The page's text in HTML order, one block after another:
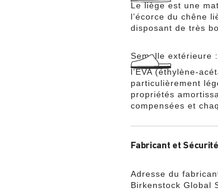
Le liège est une
l’écorce du chêne
disposant de très
Semelle extérieure :
l’EVA (éthylène-
particulièrement
propriétés
compensées et
Fabricant et Sécurité
Adresse du
Birkenstock Global